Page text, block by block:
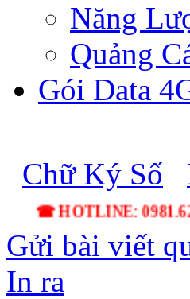
Năng
Quảng
Gói Data
Chữ Ký Số
☎ HOTLINE:
Gửi bài viết
In ra